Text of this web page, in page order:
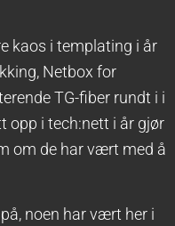
kaos i templating i år
Netbox for
TG-fiber rundt i i
opp i tech:nett i år gjør
om de har vært med å
noen har vært her i